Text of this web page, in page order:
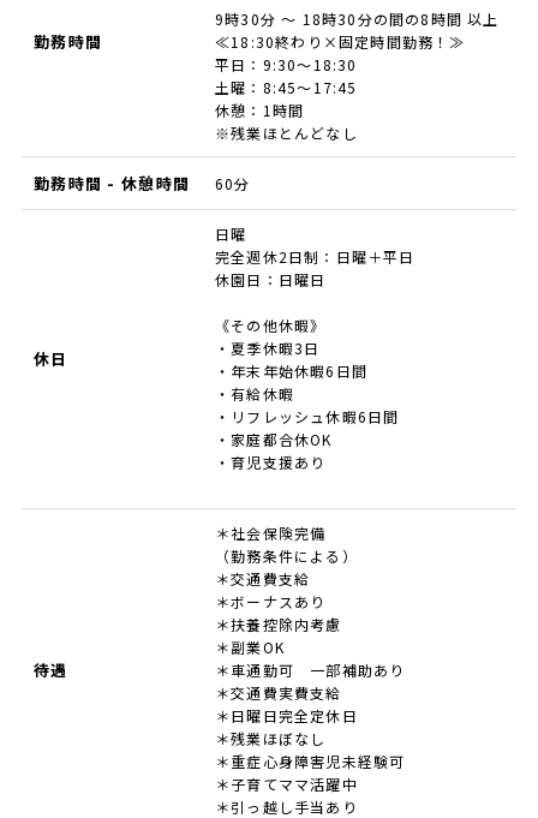
勤務時間
9時30分 ～ 18時30分の間の8時間 以上
≪18:30終わり×固定時間勤務！≫
平日：9:30～18:30
土曜：8:45～17:45
休憩：1時間
※残業ほとんどなし
勤務時間 - 休憩時間 60分
休日
日曜
完全週休2日制：日曜＋平日
休園日：日曜日
《その他休暇》
・夏季休暇3日
・年末年始休暇6日間
・有給休暇
・リフレッシュ休暇6日間
・家庭都合休OK
・育児支援あり
待遇
＊社会保険完備
（勤務条件による）
＊交通費支給
＊ボーナスあり
＊扶養控除内考慮
＊副業OK
＊車通勤可 一部補助あり
＊交通費実費支給
＊日曜日完全定休日
＊残業ほぼなし
＊重症心身障害児未経験可
＊子育てママ活躍中
＊引っ越し手当あり